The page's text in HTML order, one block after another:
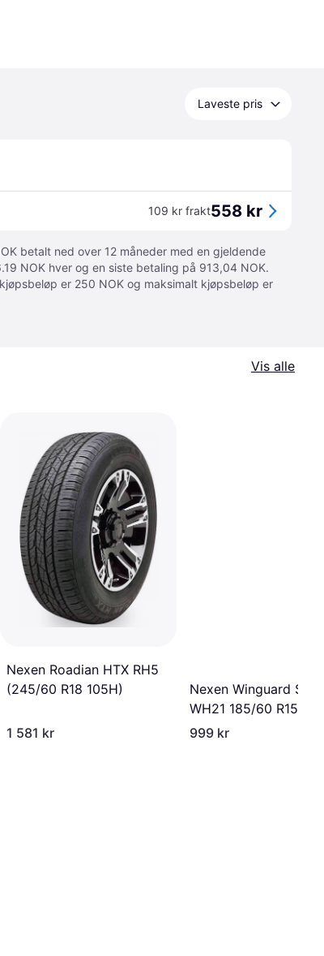
Laveste pris
109 kr frakt558 kr
betalt ned over 12 måneder med en gjeldende
NOK hver og en siste betaling på 913,04 NOK.
er 250 NOK og maksimalt kjøpsbeløp er
Vis alle
Nexen Roadian HTX RH5
(245/60 R18 105H)
1 581 kr
Nexen Winguard
WH21 185/60 R15
4PR
999 kr